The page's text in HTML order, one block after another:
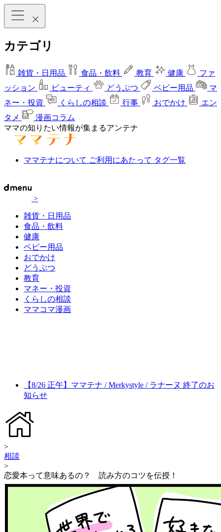
カテゴリ
雑貨・日用品 食品・飲料 教育 健康
ファ
ッション
ビューティ どうぶつ ベビー用品
マ
ネー・投資
くらしの相談 行事 おでかけ
エン
タメ
漫画コラム
ママの知りたい情報が集まるアンテナ
ママテナについて ご利用にあたって タグ一覧
>
雑貨・日用品
食品・飲料
健康
ベビー用品
おでかけ
どうぶつ
教育
マネー・投資
くらしの相談
ママコマ漫画
【8/26 正午】ママテナ / Merkystyle / ラナーヌ 終了のお
知らせ
>
相談
>
恋愛本って意味あるの？ 読み方のコツを伝授！